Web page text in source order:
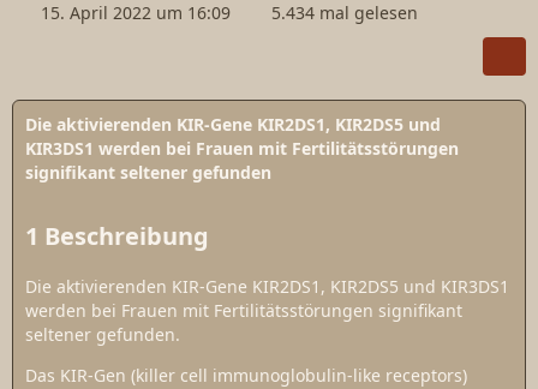
15. April 2022 um 16:09
5.434 mal gelesen
Die aktivierenden KIR-Gene KIR2DS1, KIR2DS5 und
KIR3DS1 werden bei Frauen mit Fertilitätsstörungen
signifikant seltener gefunden
1 Beschreibung
Die aktivierenden KIR-Gene KIR2DS1, KIR2DS5 und KIR3DS1
werden bei Frauen mit Fertilitätsstörungen signifikant
seltener gefunden.
Das KIR-Gen (killer cell immunoglobulin-like receptors)